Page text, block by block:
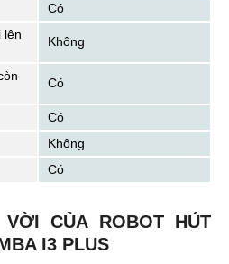
Có
lên
Không
Có
Có
Không
Có
CỦA ROBOT HÚT
I3 PLUS